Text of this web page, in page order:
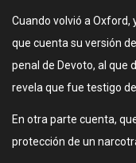
Cuando volvió a Oxford,
que cuenta su versión
penal de Devoto, al que
revela que fue testigo
En otra parte cuenta,
protección de un